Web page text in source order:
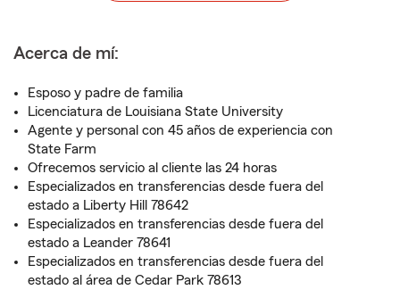
Acerca de mí:
Esposo y padre de familia
Licenciatura de Louisiana State University
Agente y personal con 45 años de experiencia con
State Farm
Ofrecemos servicio al cliente las 24 horas
Especializados en transferencias desde fuera del
estado a Liberty Hill 78642
Especializados en transferencias desde fuera del
estado a Leander 78641
Especializados en transferencias desde fuera del
estado al área de Cedar Park 78613